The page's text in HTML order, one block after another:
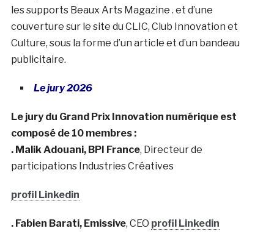
les supports Beaux Arts Magazine . et d’une
couverture sur le site du CLIC, Club Innovation et
Culture, sous la forme d’un article et d’un bandeau
publicitaire.
Le jury 2026
Le jury du Grand Prix Innovation numérique est
composé de 10 membres :
. Malik Adouani, BPI France, Directeur de
participations Industries Créatives
profil Linkedin
. Fabien Barati, Emissive, CEO profil Linkedin